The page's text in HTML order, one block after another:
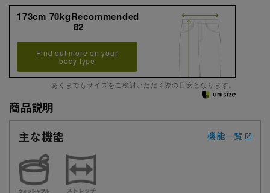
173cm 70kgRecommended
82
Find out more on your
body type
あくまでもサイズをご検討いただく際の目安となります。
商品説明
主な機能
機能一覧